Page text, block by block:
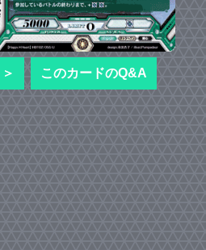
＞ このカードのQ&A